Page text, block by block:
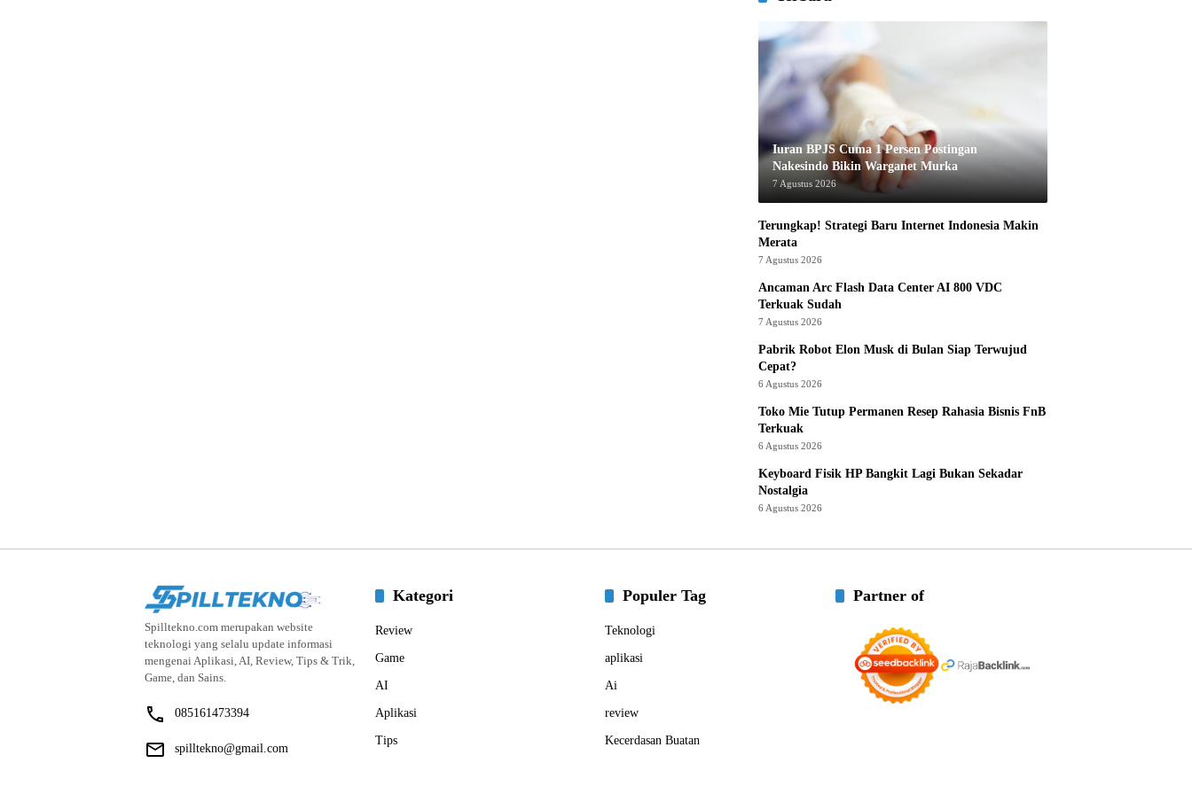
Iuran BPJS Cuma 1 Persen Postingan
Nakesindo Bikin Warganet Murka
7 Agustus 2026
Terungkap! Strategi Baru Internet Indonesia Makin
Merata
7 Agustus 2026
Ancaman Arc Flash Data Center AI 800 VDC
Terkuak Sudah
7 Agustus 2026
Pabrik Robot Elon Musk di Bulan Siap Terwujud
Cepat?
6 Agustus 2026
Toko Mie Tutup Permanen Resep Rahasia Bisnis FnB
Terkuak
6 Agustus 2026
Keyboard Fisik HP Bangkit Lagi Bukan Sekadar
Nostalgia
6 Agustus 2026
Spilltekno.com merupakan website
teknologi yang selalu update informasi
mengenai Aplikasi, AI, Review, Tips & Trik,
Game, dan Sains.
085161473394
spilltekno@gmail.com
Kategori
Review
Game
AI
Aplikasi
Tips
Populer Tag
Teknologi
aplikasi
Ai
review
Kecerdasan Buatan
Partner of